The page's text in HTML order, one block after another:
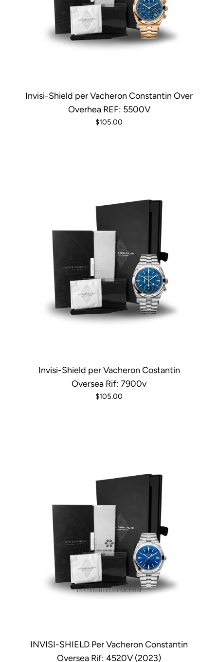
Invisi-Shield per Vacheron Constantin Over
Overhea REF: 5500V
$105.00
Invisi-Shield per Vacheron Costantin
Oversea Rif: 7900v
$105.00
INVISI-SHIELD Per Vacheron Constantin
Oversea Rif: 4520V (2023)